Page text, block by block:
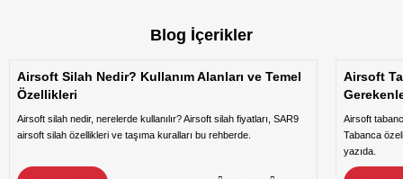
Blog İçerikler
Airsoft Silah Nedir? Kullanım Alanları ve Temel
Özellikleri
Airsoft silah nedir, nerelerde kullanılır? Airsoft silah fiyatları, SAR9
airsoft silah özellikleri ve taşıma kuralları bu rehberde.
Airsoft
Airsoft
Tabanca
yazıda.